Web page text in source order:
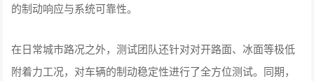
的制动响应与系统可靠性。
在日常城市路况之外，测试团队还针对对开路面、冰面等极低
附着力工况，对车辆的制动稳定性进行了全方位测试。同期，